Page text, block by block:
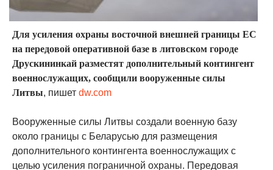
Для усиления охраны восточной внешней границы ЕС
на передовой оперативной базе в литовском городе
Друскининкай разместят дополнительный контингент
военнослужащих, сообщили вооруженные силы
Литвы, пишет dw.com
Вооруженные силы Литвы создали военную базу
около границы с Беларусью для размещения
дополнительного контингента военнослужащих с
целью усиления пограничной охраны. Передовая